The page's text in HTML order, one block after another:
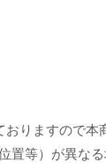
りますので本
置等）が異な